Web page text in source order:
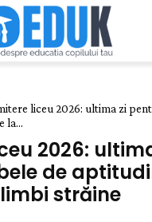
liceu 2026: ultima zi
la...
2026:
de
străine